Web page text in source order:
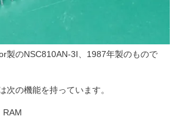
製のNSC810AN-3I、1987年製のもので
次の機能を持っています。
RAM